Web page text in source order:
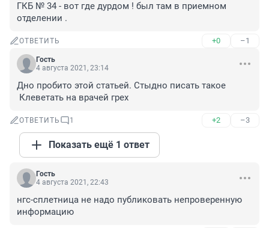
ГКБ № 34 - вот где дурдом ! был там в приемном
отделении .
ОТВЕТИТЬ +0 –1
Гость
4 августа 2021, 23:14
Дно пробито этой статьей. Стыдно писать такое
Клеветать на врачей грех
ОТВЕТИТЬ 1 +2 –3
Показать ещё 1 ответ
Гость
4 августа 2021, 22:43
нгс-сплетница не надо публиковать непроверенную
информацию